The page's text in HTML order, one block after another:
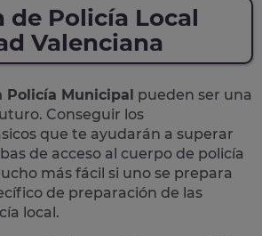
de Policía Local
Valenciana
Policía Municipal pueden ser una
Conseguir los
que te ayudarán a superar
de acceso al cuerpo de policía
más fácil si uno se prepara
de preparación de las
local.